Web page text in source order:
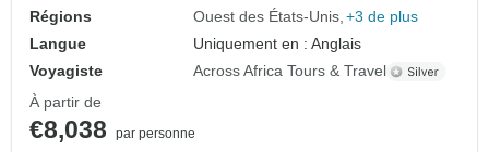
Régions
Ouest des États-Unis +3 de plus
Langue
Uniquement en : Anglais
Voyagiste
Across Africa Tours & Travel
À partir de
€8,038
par personne